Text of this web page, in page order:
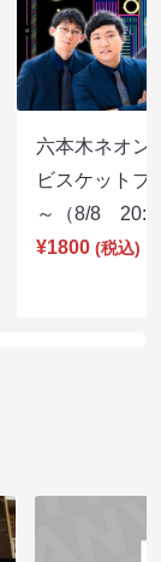
六本木ネオン
ビスケットブ
～（8/8
¥1800 (税込)